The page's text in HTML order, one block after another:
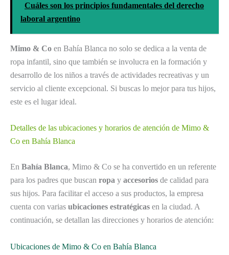
Cuáles son los principios fundamentales del derecho
laboral argentino
Mimo & Co en Bahía Blanca no solo se dedica a la venta de
ropa infantil, sino que también se involucra en la formación y
desarrollo de los niños a través de actividades recreativas y un
servicio al cliente excepcional. Si buscas lo mejor para tus hijos,
este es el lugar ideal.
Detalles de las ubicaciones y horarios de atención de Mimo &
Co en Bahía Blanca
En Bahía Blanca, Mimo & Co se ha convertido en un referente
para los padres que buscan ropa y accesorios de calidad para
sus hijos. Para facilitar el acceso a sus productos, la empresa
cuenta con varias ubicaciones estratégicas en la ciudad. A
continuación, se detallan las direcciones y horarios de atención:
Ubicaciones de Mimo & Co en Bahía Blanca